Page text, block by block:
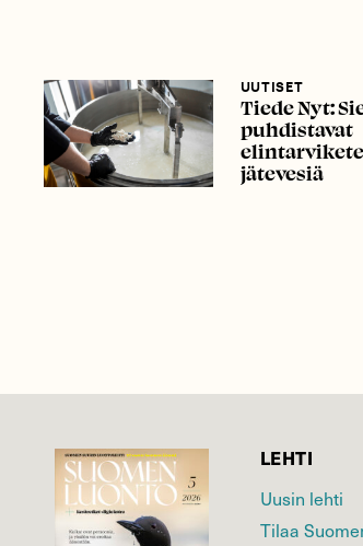
UUTISET
Tiede Nyt:
puhdistavat
jätevesiä
LEHTI
Uusin lehti
Tilaa